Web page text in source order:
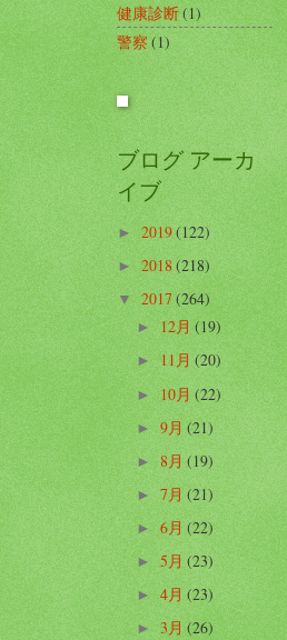
健康診断(1)
警察 (1)
ブログ アーカ
イブ
►2019(122)
► 2018(218)
▼2017(264)
►12月(19)
►11月(20)
►10月(22)
► 9月(21)
► 8月(19)
►7月(21)
►6月(22)
►5月(23)
►4月(23)
►3月(26)